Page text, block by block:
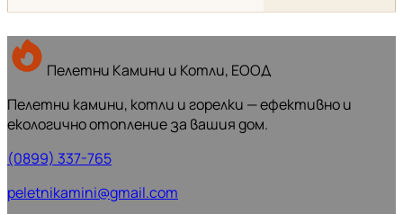
Пелетни Камини и Котли, ЕООД
Пелетни камини, котли и горелки — ефективно и
екологично отопление за вашия дом.
(0899) 337-765
peletnikamini@gmail.com